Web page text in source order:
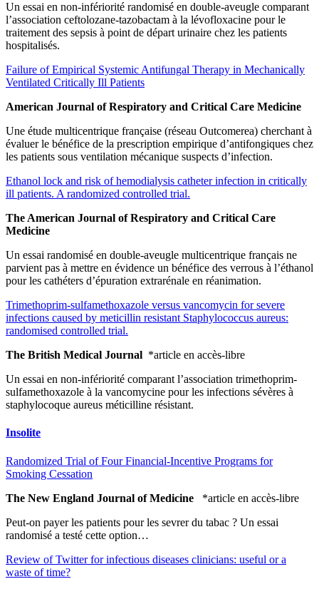
Un essai en non-infériorité randomisé en double-aveugle comparant
l’association ceftolozane-tazobactam à la lévofloxacine pour le
traitement des sepsis à point de départ urinaire chez les patients
hospitalisés.
Failure of Empirical Systemic Antifungal Therapy in Mechanically
Ventilated Critically Ill Patients
American Journal of Respiratory and Critical Care Medicine
Une étude multicentrique française (réseau Outcomerea) cherchant à
évaluer le bénéfice de la prescription empirique d’antifongiques chez
les patients sous ventilation mécanique suspects d’infection.
Ethanol lock and risk of hemodialysis catheter infection in critically
ill patients. A randomized controlled trial.
The American Journal of Respiratory and Critical Care
Medicine
Un essai randomisé en double-aveugle multicentrique français ne
parvient pas à mettre en évidence un bénéfice des verrous à l’éthanol
pour les cathéters d’épuration extrarénale en réanimation.
Trimethoprim-sulfamethoxazole versus vancomycin for severe
infections caused by meticillin resistant Staphylococcus aureus:
randomised controlled trial.
The British Medical Journal *article en accès-libre
Un essai en non-infériorité comparant l’association trimethoprim-
sulfamethoxazole à la vancomycine pour les infections sévères à
staphylocoque aureus méticilline résistant.
Insolite
Randomized Trial of Four Financial-Incentive Programs for
Smoking Cessation
The New England Journal of Medicine *article en accès-libre
Peut-on payer les patients pour les sevrer du tabac ? Un essai
randomisé a testé cette option…
Review of Twitter for infectious diseases clinicians: useful or a
waste of time?